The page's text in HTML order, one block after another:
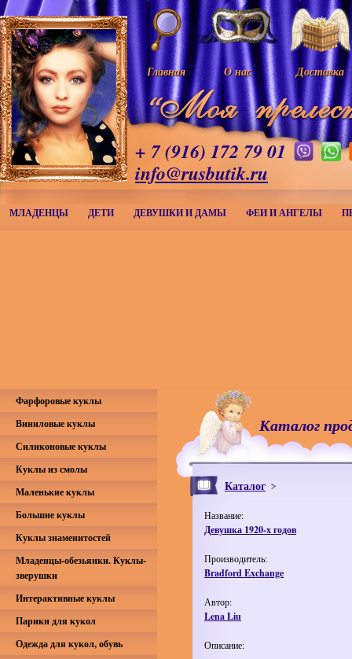
Главная О нас Доставка
+ 7 (916) 172 79 01
info@rusbutik.ru
МЛАДЕНЦЫ ДЕТИ ДЕВУШКИ И ДАМЫ ФЕИ И АНГЕЛЫ
Каталог
Каталог
Название:
Девушка 1920-х годов
Производитель:
Bradford Exchange
Автор:
Lena Liu
Описание:
Фарфоровые куклы
Виниловые куклы
Силиконовые куклы
Куклы из смолы
Маленькие куклы
Большие куклы
Куклы знаменитостей
Младенцы-обезьянки. Куклы-
зверушки
Интерактивные куклы
Парики для кукол
Одежда для кукол, обувь